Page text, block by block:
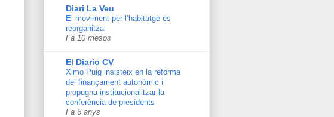
Diari La Veu
El moviment per l’habitatge es
reorganitza
Fa 10 mesos
El Diario CV
Ximo Puig insisteix en la reforma
del finançament autonòmic i
propugna institucionalitzar la
conferència de presidents
Fa 6 anys